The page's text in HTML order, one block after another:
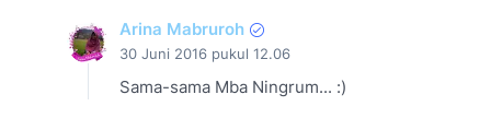
Arina Mabruroh
30 Juni 2016 pukul 12.06
Sama-sama Mba Ningrum... :)